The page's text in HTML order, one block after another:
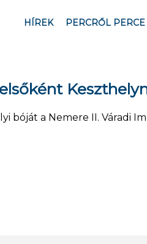
HÍREK PERCRŐL PERCE
bóját a Nemere II. Váradi